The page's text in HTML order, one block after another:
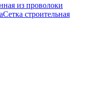
из проволоки
Сетка строительная